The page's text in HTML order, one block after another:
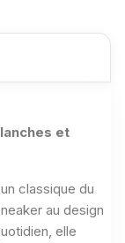
et
classique du
au design
elle